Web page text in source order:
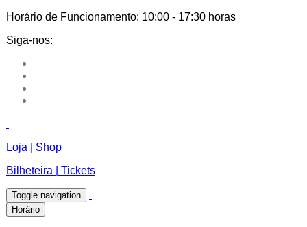
Horário de Funcionamento: 10:00 - 17:30 horas
Siga-nos:
Loja | Shop
Bilheteira | Tickets
Toggle navigation
Horário